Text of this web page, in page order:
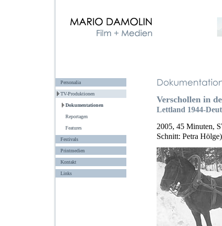
Personalia
TV-Produktionen
Dokumentationen
Reportagen
Features
Festivals
Printmedien
Kontakt
Links
Verschollen in
Lettland 1944-
2005, 45 Minuten,
Schnitt: Petra Hölge)